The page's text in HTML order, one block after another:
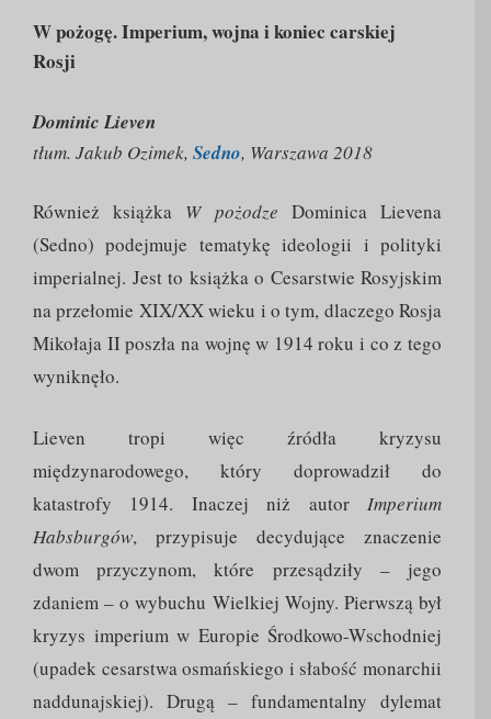
W pożogę. Imperium, wojna i koniec carskiej
Rosji
Dominic Lieven
tłum. Jakub Ozimek, Sedno, Warszawa 2018
Również książka W pożodze Dominica Lievena
(Sedno) podejmuje tematykę ideologii i polityki
imperialnej. Jest to książka o Cesarstwie Rosyjskim
na przełomie XIX/XX wieku i o tym, dlaczego Rosja
Mikołaja II poszła na wojnę w 1914 roku i co z tego
wyniknęło.
Lieven tropi więc źródła kryzysu
międzynarodowego, który doprowadził do
katastrofy 1914. Inaczej niż autor Imperium
Habsburgów, przypisuje decydujące znaczenie
dwom przyczynom, które przesądziły – jego
zdaniem – o wybuchu Wielkiej Wojny. Pierwszą był
kryzys imperium w Europie Środkowo-Wschodniej
(upadek cesarstwa osmańskiego i słabość monarchii
naddunajskiej). Drugą – fundamentalny dylemat